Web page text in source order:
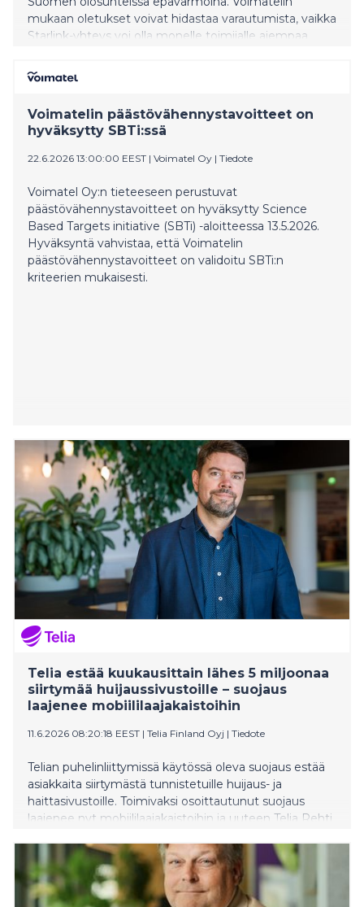
mukaan oletukset voivat hidastaa varautumista, vaikka
Starlink-yhteys voi olla monelle toimijalle aiempaa
Voimatelin päästövähennystavoitteet on
hyväksytty SBTi:ssä
22.6.2026 13:00:00 EEST | Voimatel Oy | Tiedote
Voimatel Oy:n tieteeseen perustuvat
päästövähennystavoitteet on hyväksytty Science
Based Targets initiative (SBTi) -aloitteessa 13.5.2026.
Hyväksyntä vahvistaa, että Voimatelin
päästövähennystavoitteet on validoitu SBTi:n
kriteerien mukaisesti.
Telia estää kuukausittain lähes 5 miljoonaa
siirtymää huijaussivustoille – suojaus
laajenee mobiililaajakaistoihin
11.6.2026 08:20:18 EEST | Telia Finland Oyj | Tiedote
Telian puhelinliittymissä käytössä oleva suojaus estää
asiakkaita siirtymästä tunnistetuille huijaus- ja
haittasivustoille. Toimivaksi osoittautunut suojaus
laajenee nyt mobiililaajakaistoihin ja uuteen Telia Rehti